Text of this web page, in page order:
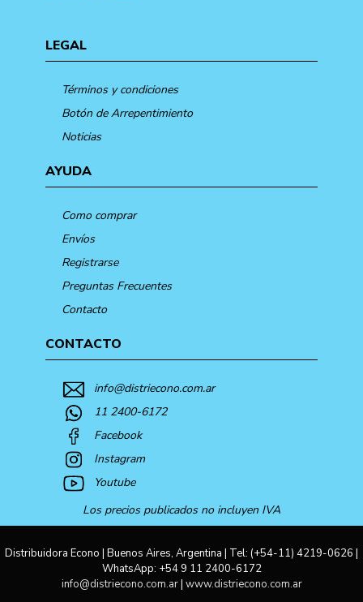
LEGAL
Términos y condiciones
Botón de Arrepentimiento
Noticias
AYUDA
Como comprar
Envíos
Registrarse
Preguntas Frecuentes
Contacto
CONTACTO
info@distriecono.com.ar
11 2400-6172
Facebook
Instagram
Youtube
Los precios publicados no incluyen IVA
Distribuidora Econo | Buenos Aires, Argentina | Tel: (+54-11) 4219-0626 |
WhatsApp: +54 9 11 2400-6172
info@distriecono.com.ar| www.distriecono.com.ar